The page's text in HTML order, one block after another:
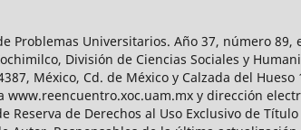
Problemas Universitarios. Año 37, número
División de Ciencias Sociales y
México, Cd. de México y Calzada del
y dirección
Reserva de Derechos al Uso Exclusivo de